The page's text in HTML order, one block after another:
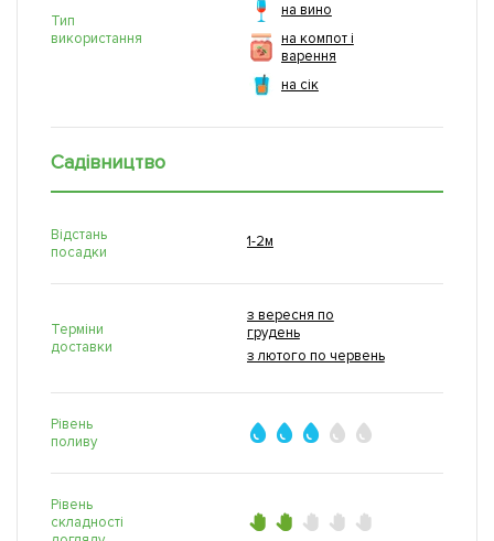
Тип
використання
на вино
на компот і
варення
на сік
Садівництво
Відстань
посадки
1-2м
Терміни
доставки
з вересня по
грудень
з лютого по червень
Рівень
поливу
Рівень
складності